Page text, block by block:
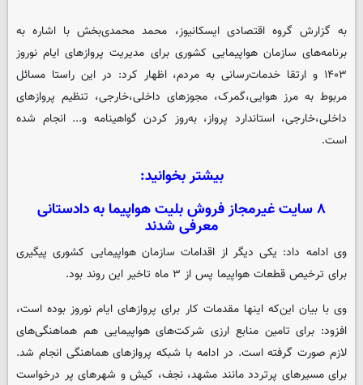
به گزارش گروه اقتصادیایسکانیوز، محمد محمدی‌بخش با اشاره به
برنامه‌های سازمان هواپیمایی کشوری برای مدیریت پروازهای ایام نوروز
۱۴۰۳ و ارتقا خدمات‌رسانی به مردم، اظهار کرد: در این راستا مسائل
مربوط به مرز هوایی،‌گمرک، مجوزهای داخلی،‌خارجی، تنظیم پروازهای
داخلی،‌خارجی، استاندارد پرواز، به‌روز کردن گواهینامه و... انجام شده
است.
بیشتر بخوانید:
۸ سایت غیرمجاز فروش بلیت هواپیما به دادستانی
معرفی شدند
وی ادامه داد: یکی دیگر از اقدامات سازمان هواپیمایی کشوری پیگیری
برای ترخیص قطعات هواپیما پس از ۳ ماه تاخیر این روند بود.
وی با بیان این‌که اینها مقدمات کار برای پروازهای ایام نوروز بوده است،
افزود: برای تامین منابع ارزی شرکت‌های هواپیمایی هم هماهنگی‌های
لازم صورت گرفته است. در ادامه با شبکه پروازهای هماهنگی انجام شد.
برای مسیرهای پرتردد مانند مشهد، نجف، کیش و شهرهای پر درخواست